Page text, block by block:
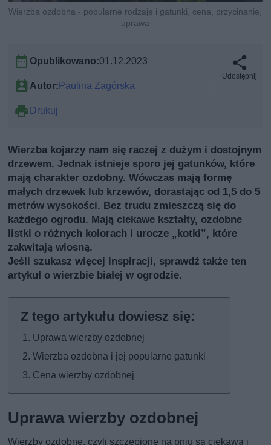
Wierzba ozdobna - popularne rodzaje i gatunki, cena, przycinanie,
uprawa
Opublikowano:01.12.2023
Autor:Paulina Zagórska
Drukuj
Udostępnij
Wierzba kojarzy nam się raczej z dużym i dostojnym
drzewem. Jednak istnieje sporo jej gatunków, które
mają charakter ozdobny. Wówczas mają formę
małych drzewek lub krzewów, dorastając od 1,5 do 5
metrów wysokości. Bez trudu zmieszczą się do
każdego ogrodu. Mają ciekawe kształty, ozdobne
listki o różnych kolorach i urocze „kotki”, które
zakwitają wiosną.
Jeśli szukasz więcej inspiracji, sprawdź takżeten
artykuł o wierzbie białej w ogrodzie.
Uprawa wierzby ozdobnej
Wierzba ozdobna i jej popularne gatunki
Cena wierzby ozdobnej
Uprawa wierzby ozdobnej
Wierzby ozdobne, czyli szczepione na pniu są ciekawą i